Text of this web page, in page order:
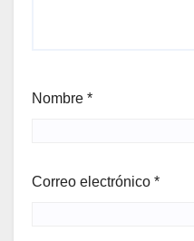
Nombre *
Correo electrónico *